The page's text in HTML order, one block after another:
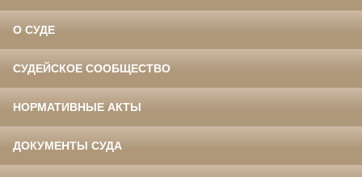
О СУДЕ
СУДЕЙСКОЕ СООБЩЕСТВО
НОРМАТИВНЫЕ АКТЫ
ДОКУМЕНТЫ СУДА